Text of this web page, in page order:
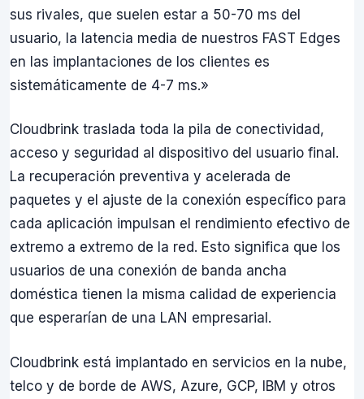
sus rivales, que suelen estar a 50-70 ms del
usuario, la latencia media de nuestros FAST Edges
en las implantaciones de los clientes es
sistemáticamente de 4-7 ms.»
Cloudbrink traslada toda la pila de conectividad,
acceso y seguridad al dispositivo del usuario final.
La recuperación preventiva y acelerada de
paquetes y el ajuste de la conexión específico para
cada aplicación impulsan el rendimiento efectivo de
extremo a extremo de la red. Esto significa que los
usuarios de una conexión de banda ancha
doméstica tienen la misma calidad de experiencia
que esperarían de una LAN empresarial.
Cloudbrink está implantado en servicios en la nube,
telco y de borde de AWS, Azure, GCP, IBM y otros